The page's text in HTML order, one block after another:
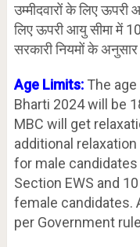
उम्मीदवारों के लिए ऊपरी
लिए ऊपरी आयु सीमा में
सरकारी नियमों के
Age Limits:The age
Bharti 2024 will be
MBC will get
additional
for male
Section EWS and
female candidates.
per Government